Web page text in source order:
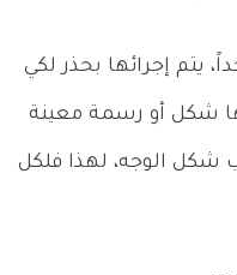
يتم إجرائها بحذر لكي
شكل أو رسمة معينة
الوجه، لهذا فلكل